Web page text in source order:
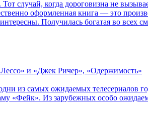
случай, когда дороговизна не
оформленная книга — это
Получилась богатая во всех
и «Джек Ричер», «Одержимость»
из самых ожидаемых телесериалов
Из зарубежных особо